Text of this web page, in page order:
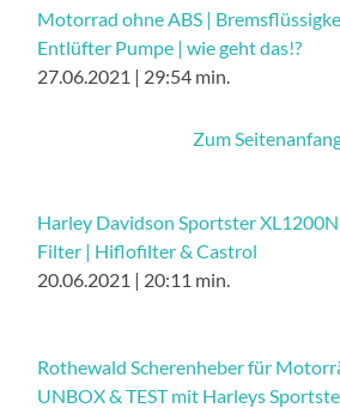
Motorrad ohne ABS |
Entlüfter Pumpe | wie geht das!?
27.06.2021 | 29:54 min.
Zum
Harley Davidson Sportster
Filter | Hiflofilter & Castrol
20.06.2021 | 20:11 min.
Rothewald Scherenheber für
UNBOX & TEST mit Harleys